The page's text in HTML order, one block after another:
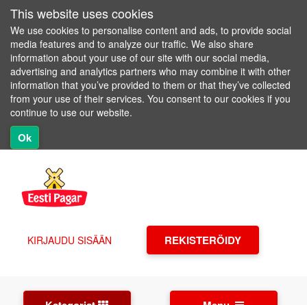
This website uses cookies
We use cookies to personalise content and ads, to provide social
media features and to analyze our traffic. We also share
information about your use of our site with our social media,
advertising and analytics partners who may combine it with other
information that you’ve provided to them or that they’ve collected
from your use of their services. You consent to our cookies if you
continue to use our website.
Ok
KIRJAUDU SISÄÄN REKISTERÖIDY